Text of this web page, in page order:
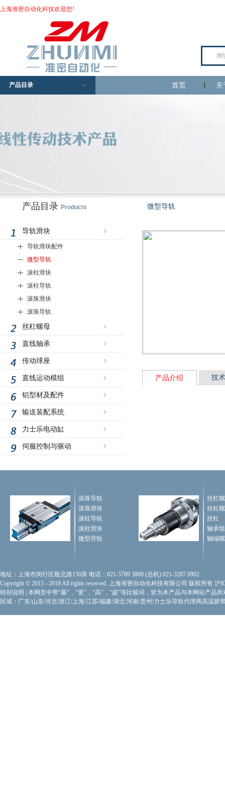
上海准密自动化科技欢迎您!
产品目录 首页 关
产品目录 Products
导轨滑块
导轨滑块配件
微型导轨
滚柱滑块
滚柱导轨
滚珠滑块
滚珠导轨
丝杠螺母
直线轴承
传动球座
直线运动模组
铝型材及配件
输送装配系统
力士乐电动缸
伺服控制与驱动
微型导轨
产品介绍 技
滚珠导轨
滚珠滑块
滚柱导轨
滚柱滑块
微型导轨
丝杠
丝杠
丝杠
轴承
轴端
地址：上海市闵行区瓶北路150弄 电话：021-5789 3800 (总机) 021-3207 0902
Copyright © 2015 - 2018 All rights reserved. 上海准密自动化科技有限公司 版权所有 沪
特别说明
本网页中带“最”，“更”，“高”，“超”等比较词，皆为本产品与本网站产品所
区域：广东/山东/河北/浙江/上海/江苏/福建/湖北/河南/贵州/力士乐导轨代理商高温胶